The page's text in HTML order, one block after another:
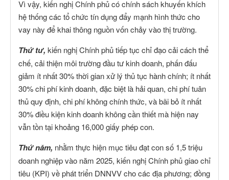
Vì vậy, kiến nghị Chính phủ có chính sách khuyến khích
hệ thống các tổ chức tín dụng đẩy mạnh hình thức cho
vay này để khai thông nguồn vốn chảy vào thị trường.
Thứ tư, kiến nghị Chính phủ tiếp tục chỉ đạo cải cách thể
chế, cải thiện môi trường đầu tư kinh doanh, phấn đấu
giảm ít nhất 30% thời gian xử lý thủ tục hành chính; ít nhất
30% chi phí kinh doanh, đặc biệt là hải quan, chi phí tuân
thủ quy định, chi phí không chính thức, và bãi bỏ ít nhất
30% điều kiện kinh doanh không cần thiết mà hiện nay
vẫn tồn tại khoảng 16,000 giấy phép con.
Thứ năm, nhằm thực hiện mục tiêu đạt con số 1,5 triệu
doanh nghiệp vào năm 2025, kiến nghị Chính phủ giao chỉ
tiêu (KPI) về phát triển DNNVV cho các địa phương; đồng